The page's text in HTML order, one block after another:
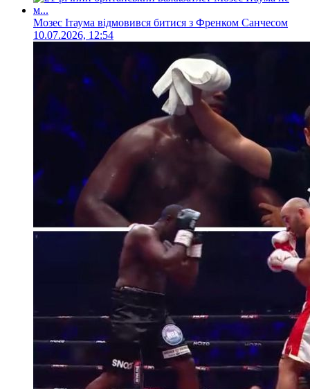
Мозес Ітаума відмовився битися з Френком Санчесом
10.07.2026, 12:54